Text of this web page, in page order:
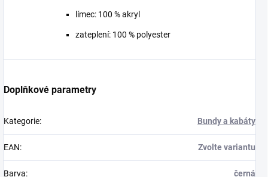
límec: 100 % akryl
zateplení: 100 % polyester
Doplňkové parametry
Kategorie: Bundy a kabáty
EAN: Zvolte variantu
Barva: černá